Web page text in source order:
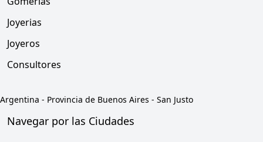
Joyerias
Joyeros
Consultores
Argentina - Provincia de Buenos Aires - San Justo
Navegar por las Ciudades